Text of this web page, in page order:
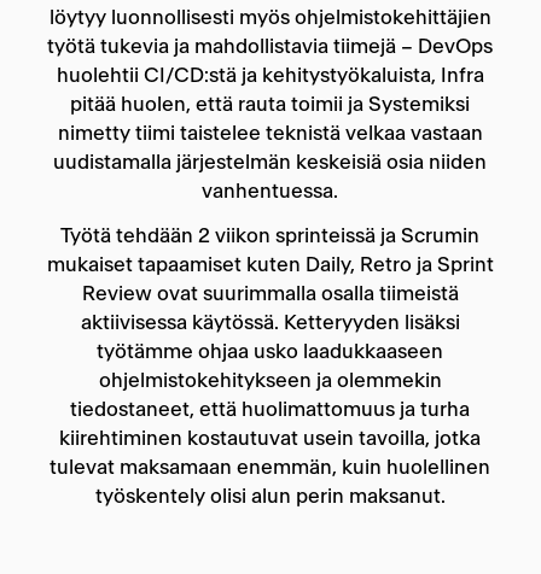
löytyy luonnollisesti myös ohjelmistokehittäjien
työtä tukevia ja mahdollistavia tiimejä – DevOps
huolehtii CI/CD:stä ja kehitystyökaluista, Infra
pitää huolen, että rauta toimii ja Systemiksi
nimetty tiimi taistelee teknistä velkaa vastaan
uudistamalla järjestelmän keskeisiä osia niiden
vanhentuessa.
Työtä tehdään 2 viikon sprinteissä ja Scrumin
mukaiset tapaamiset kuten Daily, Retro ja Sprint
Review ovat suurimmalla osalla tiimeistä
aktiivisessa käytössä. Ketteryyden lisäksi
työtämme ohjaa usko laadukkaaseen
ohjelmistokehitykseen ja olemmekin
tiedostaneet, että huolimattomuus ja turha
kiirehtiminen kostautuvat usein tavoilla, jotka
tulevat maksamaan enemmän, kuin huolellinen
työskentely olisi alun perin maksanut.